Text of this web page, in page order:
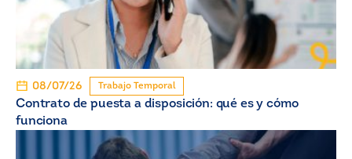
08/07/26 Trabajo Temporal
Contrato de puesta a disposición: qué es y cómo
funciona